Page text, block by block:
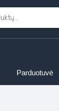
Parduotuvė